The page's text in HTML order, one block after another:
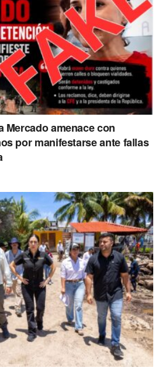
Mercado amenace con
por manifestarse ante fallas